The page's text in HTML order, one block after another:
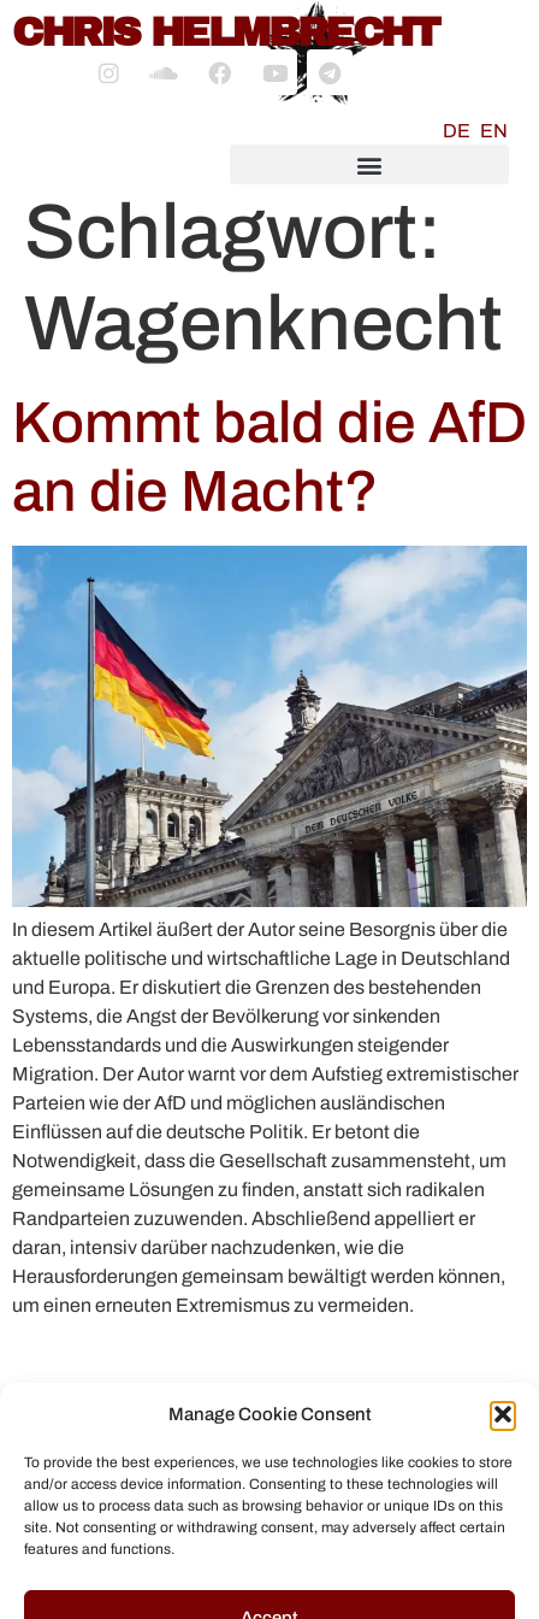
Manage Cookie Consent
To provide the best experiences, we use technologies like cookies to store
and/or access device information. Consenting to these technologies will
allow us to process data such as browsing behavior or unique IDs on this
site. Not consenting or withdrawing consent, may adversely affect certain
features and functions.
springen
CHRIS HELMBRECHT
DE EN
Schlagwort:
Wagenknecht
Kommt bald die AfD
an die Macht?
In diesem Artikel äußert der Autor seine Besorgnis über die
aktuelle politische und wirtschaftliche Lage in Deutschland
und Europa. Er diskutiert die Grenzen des bestehenden
Systems, die Angst der Bevölkerung vor sinkenden
Lebensstandards und die Auswirkungen steigender
Migration. Der Autor warnt vor dem Aufstieg extremistischer
Parteien wie der AfD und möglichen ausländischen
Einflüssen auf die deutsche Politik. Er betont die
Notwendigkeit, dass die Gesellschaft zusammensteht, um
gemeinsame Lösungen zu finden, anstatt sich radikalen
Randparteien zuzuwenden. Abschließend appelliert er
daran, intensiv darüber nachzudenken, wie die
Herausforderungen gemeinsam bewältigt werden können,
um einen erneuten Extremismus zu vermeiden.